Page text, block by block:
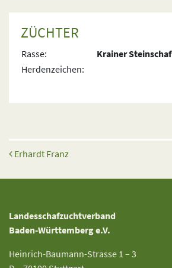
ZÜCHTER
Rasse:
Krainer Steinschaf
Herdenzeichen:
Beitrags-Navigation
Erhardt Franz
Landesschafzuchtverband
Baden-Württemberg e.V.
Heinrich-Baumann-Strasse 1 – 3